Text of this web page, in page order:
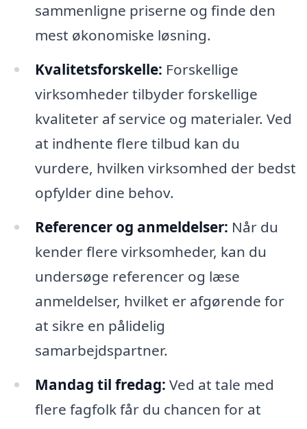
sammenligne priserne og finde den
mest økonomiske løsning.
Kvalitetsforskelle: Forskellige
virksomheder tilbyder forskellige
kvaliteter af service og materialer. Ved
at indhente flere tilbud kan du
vurdere, hvilken virksomhed der bedst
opfylder dine behov.
Referencer og anmeldelser: Når du
kender flere virksomheder, kan du
undersøge referencer og læse
anmeldelser, hvilket er afgørende for
at sikre en pålidelig
samarbejdspartner.
Mandag til fredag: Ved at tale med
flere fagfolk får du chancen for at